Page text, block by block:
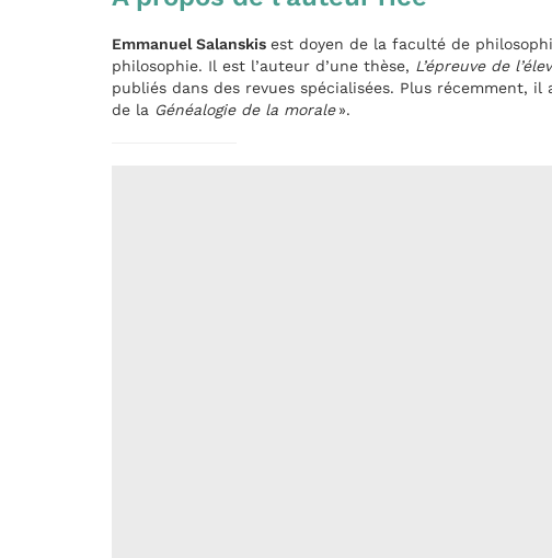
Emmanuel Salanskis est doyen de la faculté de
philosophie. Il est l’auteur d’une thèse, L’épreuve de
publiés dans des revues spécialisées. Plus récemment, il
de la Généalogie de la morale».